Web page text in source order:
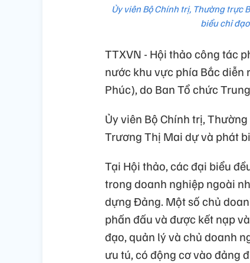
Ủy viên Bộ Chính trị, Thường trực
biểu chỉ
TTXVN - Hội thảo công tác
nước khu vực phía Bắc diễn
Phúc), do Ban Tổ chức
Ủy viên Bộ Chính trị,
Trương Thị Mai dự và phát
Tại Hội thảo, các đại biểu
trong doanh nghiệp ngoài
dựng Đảng. Một số chủ
phấn đấu và được kết nạp
đạo, quản lý và chủ doanh
ưu tú, có động cơ vào đảng